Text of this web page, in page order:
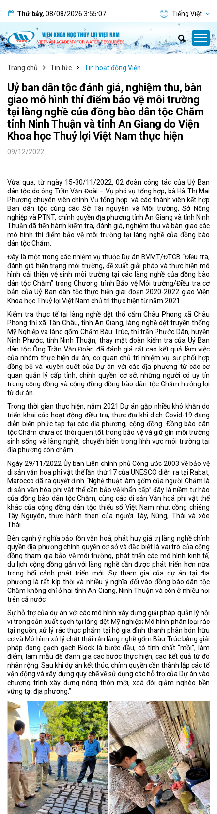
Thứ bảy, 08/08/2026 3:55:08 Tiếng Việt
Trang chủ Tin tức Tin hoạt động Viện
Uỷ ban dân tộc đánh giá, nghiệm thu, bàn
giao mô hình thí điểm bảo vệ môi trường
tại làng nghề của đồng bào dân tộc Chăm
tỉnh Ninh Thuận và tỉnh An Giang do Viện
Khoa học Thuỷ lợi Việt Nam thực hiện
09/12/2022
Vừa qua, từ ngày 15-30/11/2022, 02 đoàn công tác của Uỷ Ban
dân tộc do ông Trần Văn Đoài – Vụ phó vụ tổng hợp, bà Hà Thị Mai
Phương chuyên viên chính Vụ tổng hợp và các thành viên kết hợp
Ban dân tộc cùng các Sở Tài nguyên và Môi trường, Sở Nông
nghiệp và PTNT, chính quyền địa phương tỉnh An Giang và tỉnh Ninh
Thuận đã tiến hành kiểm tra, đánh giá, nghiệm thu và bàn giao các
mô hình thí điểm bảo vệ môi trường tại làng nghề của đồng bào
dân tộc Chăm.
Đây là một trong các nhiệm vụ thuộc Dự án BVMT/ĐTCB “Điều tra,
đánh giá hiện trạng môi trường, đề xuất giải pháp và thực hiện mô
hình cải thiện vệ sinh môi trường tại các làng nghề của đồng bào
dân tộc Chăm” trong Chương trình Bảo vệ Môi trường/Điều tra cơ
bản của Uỷ Ban dân tộc thực hiện giai đoạn 2020-2022 giao Viện
Khoa học Thuỷ lợi Việt Nam chủ trì thực hiện từ năm 2021.
Kiểm tra thực tế tại làng nghề dệt thổ cẩm Châu Phong xã Châu
Phong thị xã Tân Châu, tỉnh An Giang, làng nghề dệt truyền thống
Mỹ Nghiệp và làng gốm Chăm Bàu Trúc, thị trấn Phước Dân, huyện
Ninh Phước, tỉnh Ninh Thuận, thay mặt đoàn kiểm tra của Uỷ Ban
dân tộc Ông Trần Văn Đoàn đã đánh giá rất cao kết quả làm việc
của nhóm thực hiện dự án, cơ quan chủ trì nhiệm vụ, sự phối hợp
đồng bộ và xuyên suốt của Dự án với các địa phương từ các cơ
quan quản lý cấp tỉnh, chính quyền cơ sở, những người có uy tín
trong cộng đồng và cộng đồng đồng bào dân tộc Chăm hưởng lợi
từ dự án.
Trong thời gian thực hiện, năm 2021 Dự án gặp nhiều khó khăn do
triển khai các hoạt động điều tra, thực địa khi dịch Covid-19 đang
diễn biến phức tạp tại các địa phương, cộng đồng. Đồng bào dân
tộc Chăm chưa có thói quen tốt trong bảo vệ và giữ gìn môi trường
sinh sống và làng nghề, chuyển biến trong lĩnh vực môi trường tại
địa phương còn chậm.
Ngày 29/11/2022 Ủy ban Liên chính phủ Công ước 2003 về bảo vệ
di sản văn hóa phi vật thể lần thứ 17 của UNESCO diễn ra tại Rabat,
Marocco đã ra quyết định “Nghệ thuật làm gốm của người Chăm là
di sản văn hóa phi vật thể cần bảo vệ khẩn cấp” đây là niềm tự hào
của đồng bào dân tộc Chăm, cùng các di sản Văn hoá phi vật thể
khác của cộng đồng dân tộc thiểu số Việt Nam như: cồng chiêng
Tây Nguyên, thực hành then của người Tày, Nùng, Thái và xòe
Thái…
Bên cạnh ý nghĩa bảo tồn văn hoá, phát huy giá trị làng nghề chính
quyền địa phương chính quyền cơ sở và đặc biệt là vai trò của cộng
đồng tham gia bảo vệ môi trường, phát triển các mô hình kinh tế,
du lịch cộng đồng gắn với làng nghề cần được phát triển hơn nữa
trong bối cảnh phát triển mới. Sự tham gia của dự án tại địa
phương là rất kịp thời và nhiều ý nghĩa đối vào đồng bào dân tộc
Chăm không chỉ ở hai tỉnh An Giang, Ninh Thuận và còn ở nhiều nơi
trên cả nước.
Sự hỗ trợ của dự án với các mô hình xây dựng giải pháp quản lý nội
vi trong sản xuất sạch tại làng dệt Mỹ nghiệp; Mô hình phân loại rác
tại nguồn, xử lý rác thực phẩm tại hộ gia đình thành phân bón hữu
cơ và Mô hình xử lý chất thải rắn làng nghề gốm Bàu Trúc bằng giải
pháp đóng gạch gạch Block là bước đầu, có tính chất “mồi”, làm
điểm, làm mẫu để đánh giá các bước thực hiện, các kết quả từ đó
nhân rộng. Sau khi dự án kết thúc, chính quyền cần thành lập các tổ
vận động và xây dựng quy chế về sử dụng các hỗ trợ của Dự án vào
chương trình xây dựng nông thôn mới, xoá đói giảm nghèo bền
vững tại địa phương.”